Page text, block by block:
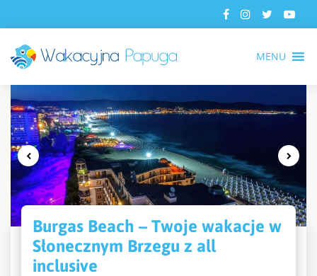
MENU
Burgas Beach – Twoje wakacje w
Słonecznym Brzegu z all
inclusive